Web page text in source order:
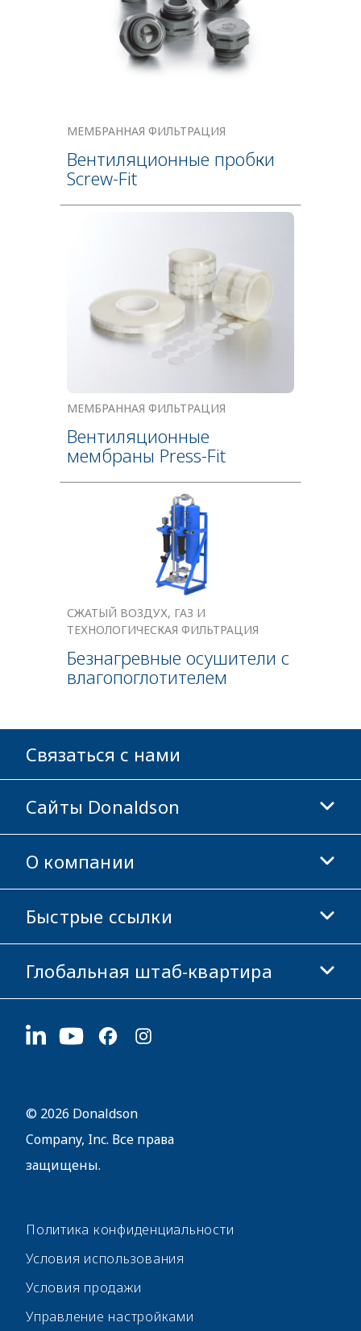
МЕМБРАННАЯ ФИЛЬТРАЦИЯ
Вентиляционные пробки
Screw-Fit
МЕМБРАННАЯ ФИЛЬТРАЦИЯ
Вентиляционные
мембраны Press-Fit
СЖАТЫЙ ВОЗДУХ, ГАЗ И
ТЕХНОЛОГИЧЕСКАЯ ФИЛЬТРАЦИЯ
Безнагревные осушители с
влагопоглотителем
Связаться с нами
Сайты Donaldson
Donaldson Life Sciences
Магазин Donaldson
О компании
Информация о компании
Этика и соблюдение норм
Карьера
Быстрые ссылки
Инвесторам
Поставщикам
Устойчивое развитие
Глобальная штаб-квартира
1400 W 94th Street
© 2026 Donaldson
Company, Inc. Все права
защищены.
Политика конфиденциальности
Условия использования
Условия продажи
Управление настройками